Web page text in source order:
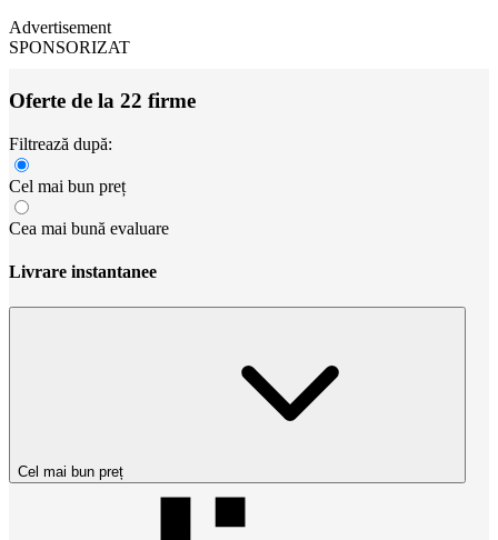
Advertisement
SPONSORIZAT
Oferte de la 22 firme
Filtrează după:
Cel mai bun preț
Cea mai bună evaluare
Livrare instantanee
Cel mai bun preț